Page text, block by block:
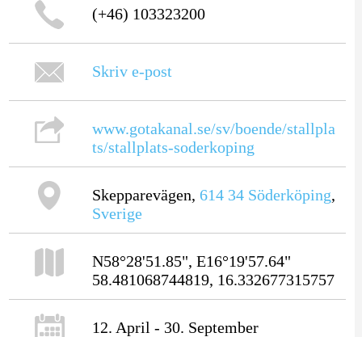
(+46) 103323200
Skriv e-post
www.gotakanal.se/sv/boende/stallpla
ts/stallplats-soderkoping
Skepparevägen, 614 34 Söderköping,
Sverige
N58°28'51.85", E16°19'57.64"
58.481068744819, 16.332677315757
12. April - 30. September